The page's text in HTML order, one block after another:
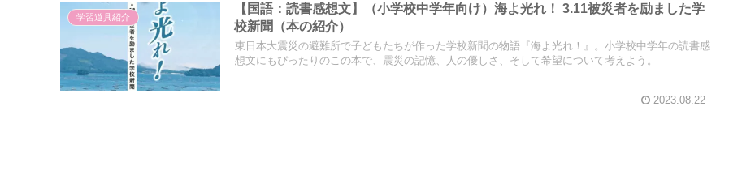
学習道具紹介
【国語：読書感想文】（小学校中学年向け）海よ光れ！ 3.11被災者を励ました学
校新聞（本の紹介）
東日本大震災の避難所で子どもたちが作った学校新聞の物語『海よ光れ！』。小学校中学年の読書感
想文にもぴったりのこの本で、震災の記憶、人の優しさ、そして希望について考えよう。
2023.08.22